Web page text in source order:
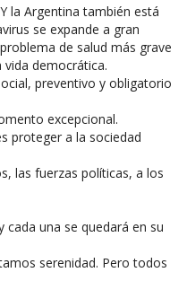
la Argentina también está
se expande a gran
de salud más grave
democrática.
preventivo y obligatorio
excepcional.
proteger a la sociedad
las fuerzas políticas, a los
cada una se quedará en su
serenidad. Pero todos